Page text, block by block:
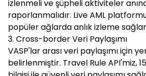
izlenmeli ve şüpheli aktiviteler
raporlanmalıdır. Live AML
popüler ağlarda anlık izleme
3. Cross-border Veri Paylaşımı
VASP'lar arası veri paylaşımı için
belirlenmiştir. Travel Rule API'miz,